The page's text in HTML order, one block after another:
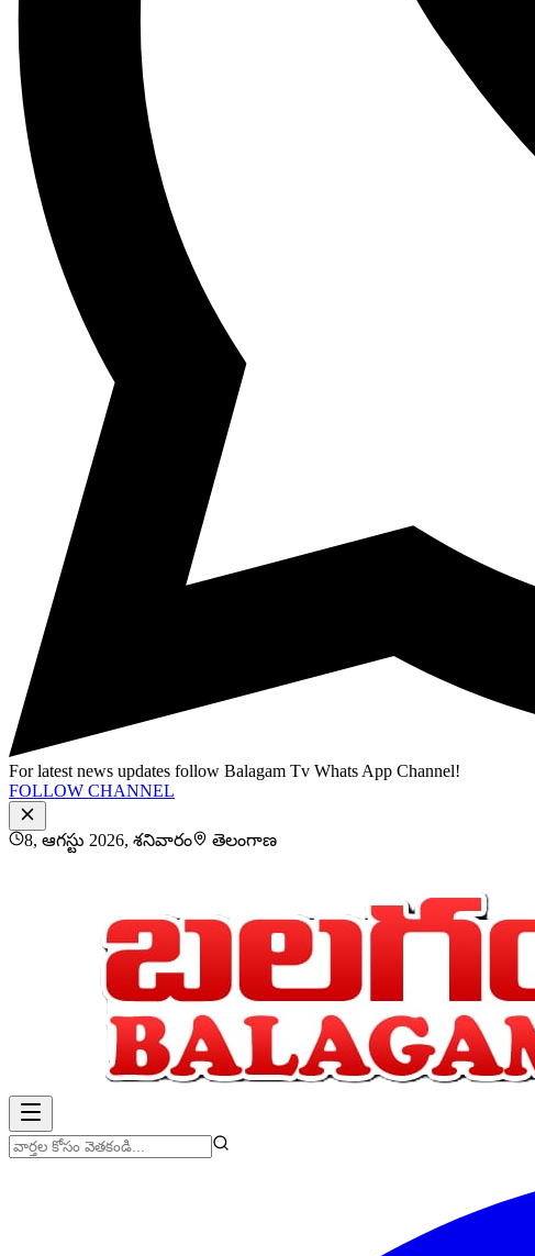
For latest news updates follow Balagam Tv Whats App Channel!
FOLLOW CHANNEL
8, ఆగస్టు 2026, శనివారం తెలంగాణ